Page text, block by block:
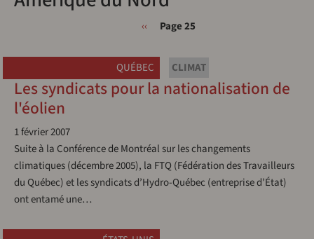
Page précédente
‹‹ Page 25
QUÉBEC CLIMAT
Les syndicats pour la nationalisation de
l'éolien
1 février 2007
Suite à la Conférence de Montréal sur les changements
climatiques (décembre 2005), la FTQ (Fédération des Travailleurs
du Québec) et les syndicats d’Hydro-Québec (entreprise d’État)
ont entamé une…